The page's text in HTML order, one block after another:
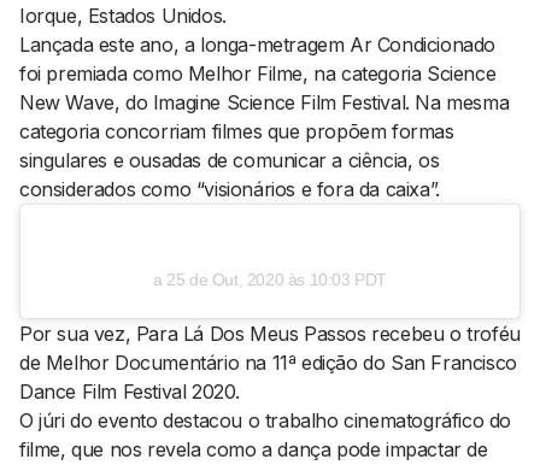
Eventos
AGENDA CULTURAL
POWER LIST
MIA
SUBMETER EVENTOS
Marcas por escrever
NOTÍCIAS
MARKETING
IMPACTO
EMPREENDEDORISMO
COMUNICAÇÃO
GERAL@BANTUMEN.COM
WHATSAPP
+351 912 127 577
Iorque, Estados Unidos.
Lançada este ano, a longa-metragem Ar Condicionado
foi premiada como Melhor Filme, na categoria Science
New Wave, do Imagine Science Film Festival. Na mesma
categoria concorriam filmes que propõem formas
singulares e ousadas de comunicar a ciência, os
considerados como “visionários e fora da caixa”.
a 25 de Out, 2020 às 10:03 PDT
Por sua vez, Para Lá Dos Meus Passos recebeu o troféu
de Melhor Documentário na 11ª edição do San Francisco
Dance Film Festival 2020.
O júri do evento destacou o trabalho cinematográfico do
filme, que nos revela como a dança pode impactar de